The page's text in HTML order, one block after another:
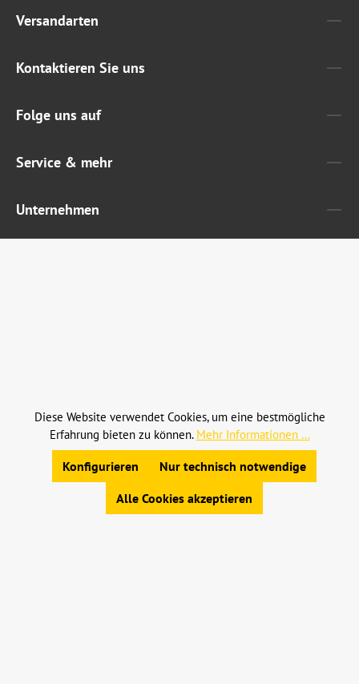
Versandarten
Kontaktieren Sie uns
Folge uns auf
Service & mehr
Unternehmen
© 2023 Leinweber Landtechnik GmbH & Co. KG
Allgemeine Geschäftsbedingungen|
Widerrufsbelehrung
Impressum
Diese Website verwendet Cookies, um eine bestmögliche
Erfahrung bieten zu können. Mehr Informationen ...
Nur technisch notwendige
Konfigurieren
Alle Cookies akzeptieren